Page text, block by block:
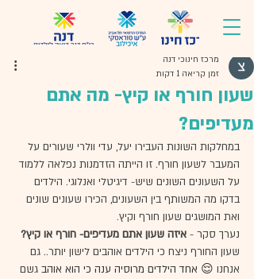
שעון חורף או קיץ- מה אתם
מעדיפים?
מרכז חינוכי דנה
זמן קריאה 1 דקות
במחלקות השונות העבירו יעל, עדי וולרי שעורים על
המעבר לשעון חורף. זו הייתה הזדמנות נפלאה ללמוד
על השעונים השונים שיש- דיגיטלי ואנלוגי. הילדים
בדקו מה המשותף בין השעונים, הכירו שעונים שונים
ואת המושגים שעון חורף וקיץ.
נערך סקר - איזה שעון אתם מעדיפים- חורף או קיץ?
שעון החורף ניצח כי הילדים אוהבים לישון יותר.. גם
אנחנו 😌 אחד הילדים מרוסיה ענה כי הוא אוהב גשם